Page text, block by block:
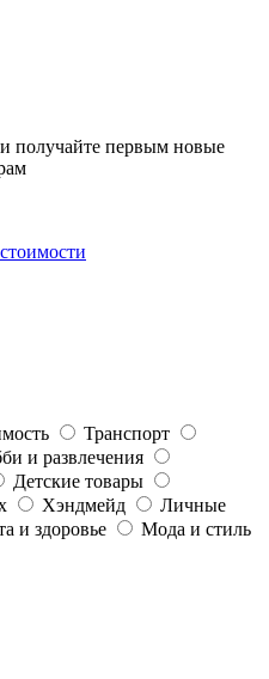
получайте первым новые
Транспорт
и развлечения
Детские товары
Хэндмейд
Личные
и здоровье
Мода и стиль